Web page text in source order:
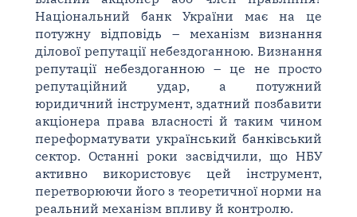
Національний банк України має на це
потужну відповідь – механізм визнання
ділової репутації небездоганною. Визнання
репутації небездоганною – це не просто
репутаційний удар, а потужний
юридичний інструмент, здатний позбавити
акціонера права власності й таким чином
переформатувати український банківський
сектор. Останні роки засвідчили, що НБУ
активно використовує цей інструмент,
перетворюючи його з теоретичної норми на
реальний механізм впливу й контролю.